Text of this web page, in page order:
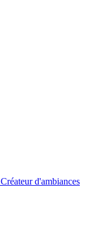
Créateur d'ambiances